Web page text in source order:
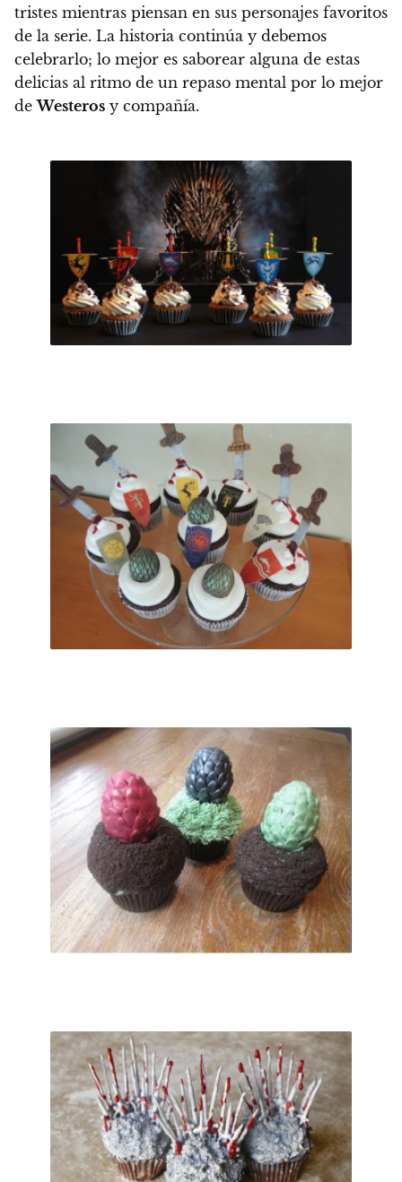
tristes mientras piensan en sus personajes favoritos
de la serie. La historia continúa y debemos
celebrarlo; lo mejor es saborear alguna de estas
delicias al ritmo de un repaso mental por lo mejor
deWesteros y compañía.